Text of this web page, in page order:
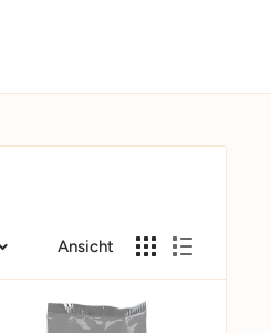
Ansicht